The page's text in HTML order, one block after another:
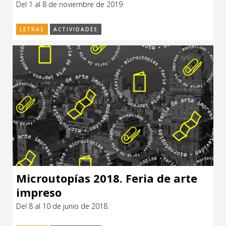
Espacio itinerante de lectura infantil
Formación
Género y Diversidad
Infantil y Juvenil
Letras
Medio Ambiente
Música
Sin categoría
Del 1 al 8 de noviembre de 2019.
LETRAS ACTIVIDADES
Microutopías 2018. Feria de arte
impreso
Del 8 al 10 de junio de 2018.